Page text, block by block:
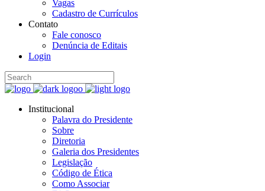
Vagas
Cadastro de Currículos
Contato
Fale conosco
Denúncia de Editais
Login
Institucional
Palavra do Presidente
Sobre
Diretoria
Galeria dos Presidentes
Legislação
Código de Ética
Como Associar